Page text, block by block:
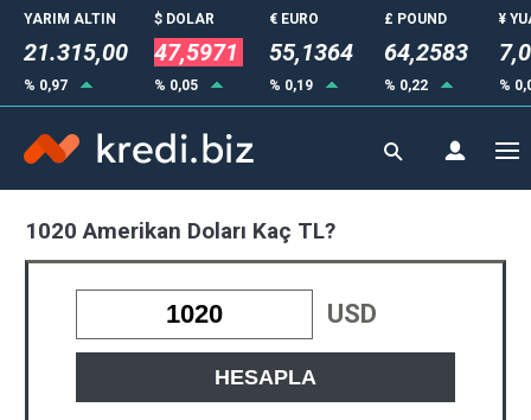
YARIM ALTIN
21.315,00
% 0,97
$ DOLAR
47,5971
% 0,05
€ EURO
55,1364
% 0,19
£ POUND
64,2583
% 0,22
¥
%
1020 Amerikan Doları Kaç TL?
USD
HESAPLA